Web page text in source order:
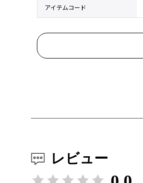
アイテムコード
レビュー